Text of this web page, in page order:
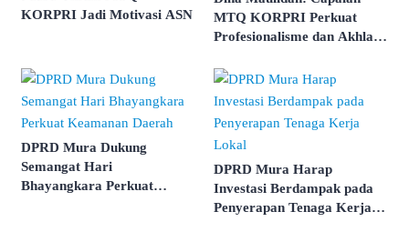
KORPRI Jadi Motivasi ASN
MTQ KORPRI Perkuat
Profesionalisme dan Akhlak
DPRD Mura Dukung
Semangat Hari
Bhayangkara Perkuat
DPRD Mura Harap
Investasi Berdampak pada
Penyerapan Tenaga Kerja